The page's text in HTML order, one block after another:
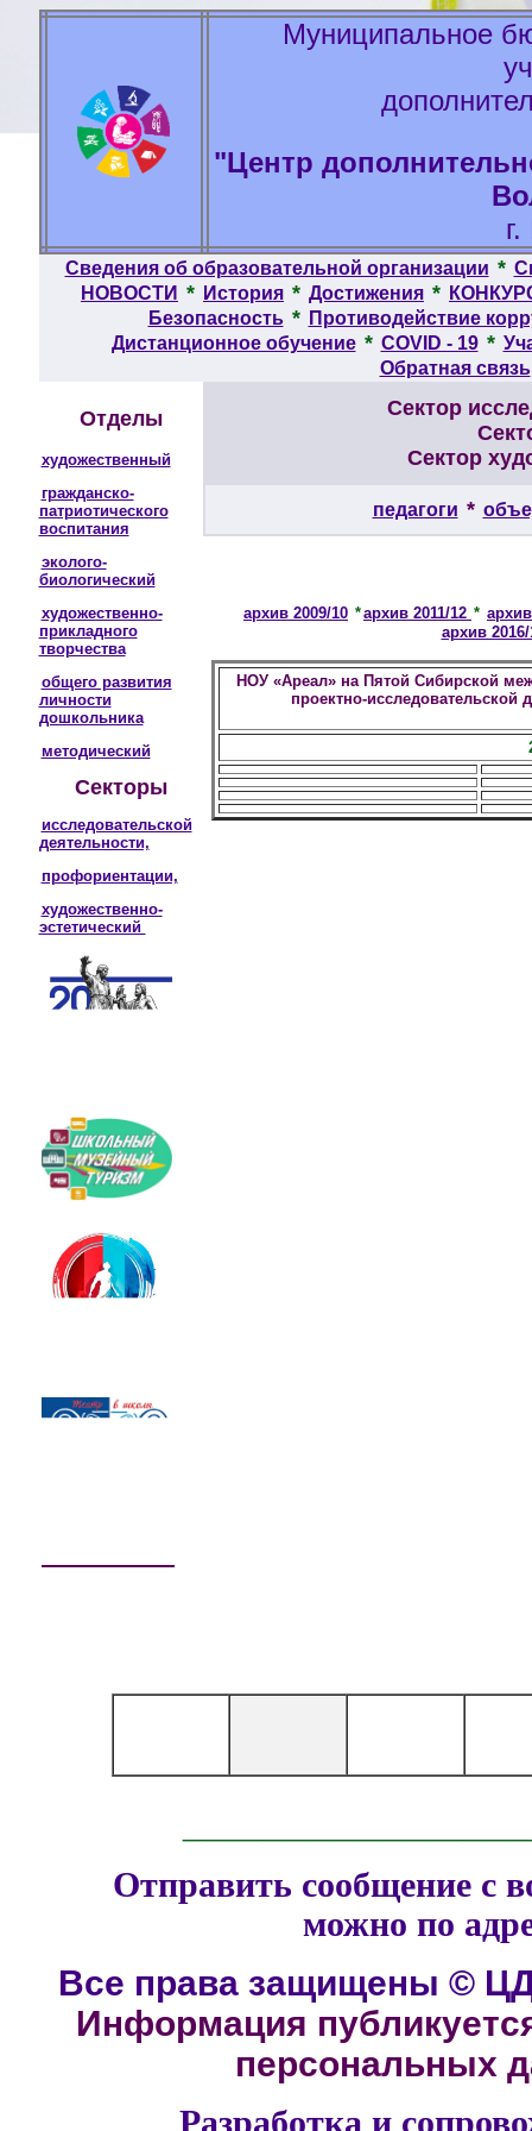
Муниципальное
"Центр
Сведения об образовательной организации *
НОВОСТИ * История * Достижения *
Безопасность * Противодействие
Дистанционное обучение * COVID - 19 *
Обратная связь
Отделы
художественный
гражданско-
патриотического
воспитания
эколого-
биологический
художественно-
прикладного
творчества
общего развития
личности
дошкольника
методический
Секторы
исследовательской
деятельности,
профориентации,
художественно-
эстетический
Сектор
Сектор
педагоги *
архив 2009/10 *архив 2011/12 *
архив
НОУ «Ареал» на Пятой Сибирской
проектно-исследовательской
Отправить сообщение с
можно по
Все права защищены ©
Информация
персональных
Разработка и